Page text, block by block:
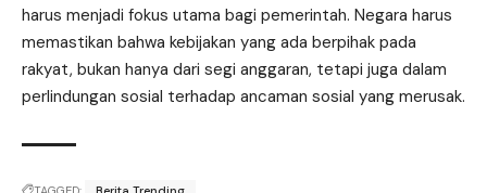
harus menjadi fokus utama bagi pemerintah. Negara harus
memastikan bahwa kebijakan yang ada berpihak pada
rakyat, bukan hanya dari segi anggaran, tetapi juga dalam
perlindungan sosial terhadap ancaman sosial yang merusak.